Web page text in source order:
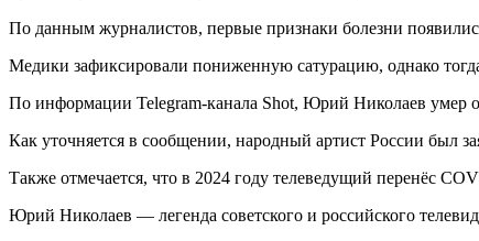
По данным журналистов, первые признаки болезни
Медики зафиксировали пониженную сатурацию, однако
По информации Telegram-канала Shot, Юрий Николаев умер
Как уточняется в сообщении, народный артист России был
Также отмечается, что в 2024 году телеведущий перенёс
Юрий Николаев — легенда советского и российского